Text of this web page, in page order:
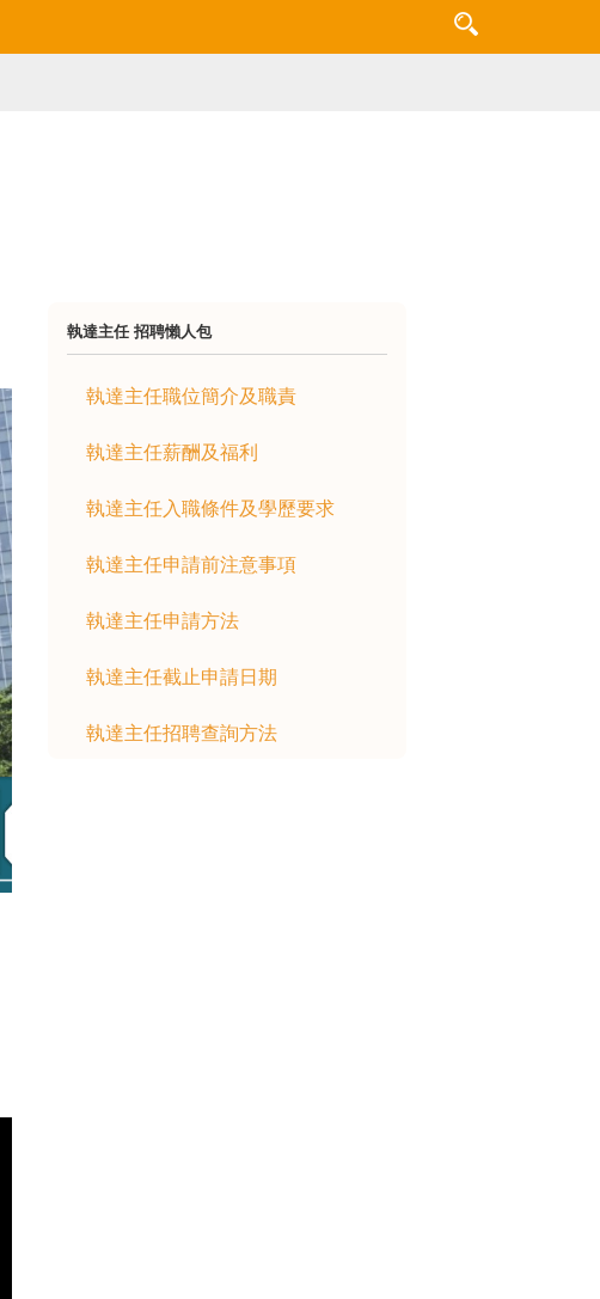
執達主任 招聘懶人包
執達主任職位簡介及職責
執達主任薪酬及福利
執達主任入職條件及學歷要求
執達主任申請前注意事項
執達主任申請方法
執達主任截止申請日期
執達主任招聘查詢方法